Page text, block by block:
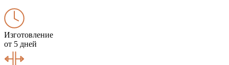
Изготовление
от 5 дней